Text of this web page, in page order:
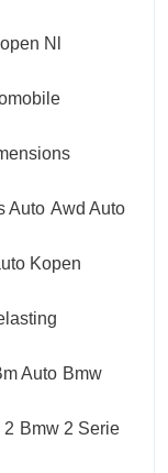
Nl
Auto Awd Auto
Kopen
Auto Bmw
2 Bmw 2 Serie